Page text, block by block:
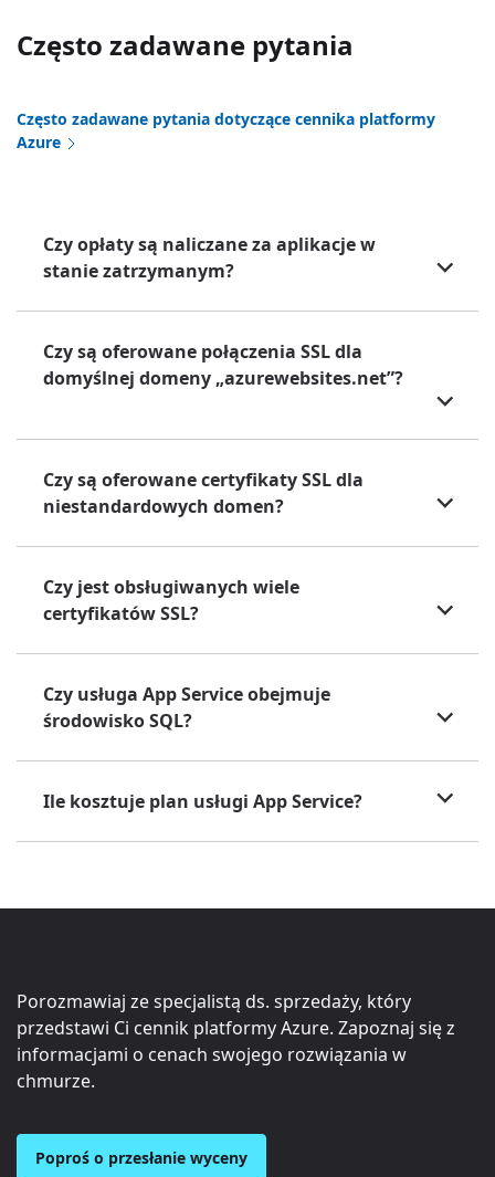
Często zadawane pytania
Często zadawane pytania dotyczące cennika platformy
Azure
Czy opłaty są naliczane za aplikacje w
stanie zatrzymanym?
Czy są oferowane połączenia SSL dla
domyślnej domeny „azurewebsites.net”?
Czy są oferowane certyfikaty SSL dla
niestandardowych domen?
Czy jest obsługiwanych wiele
certyfikatów SSL?
Czy usługa App Service obejmuje
środowisko SQL?
Ile kosztuje plan usługi App Service?
Porozmawiaj ze specjalistą ds. sprzedaży, który
przedstawi Ci cennik platformy Azure. Zapoznaj się z
informacjami o cenach swojego rozwiązania w
chmurze.
Poproś o przesłanie wyceny